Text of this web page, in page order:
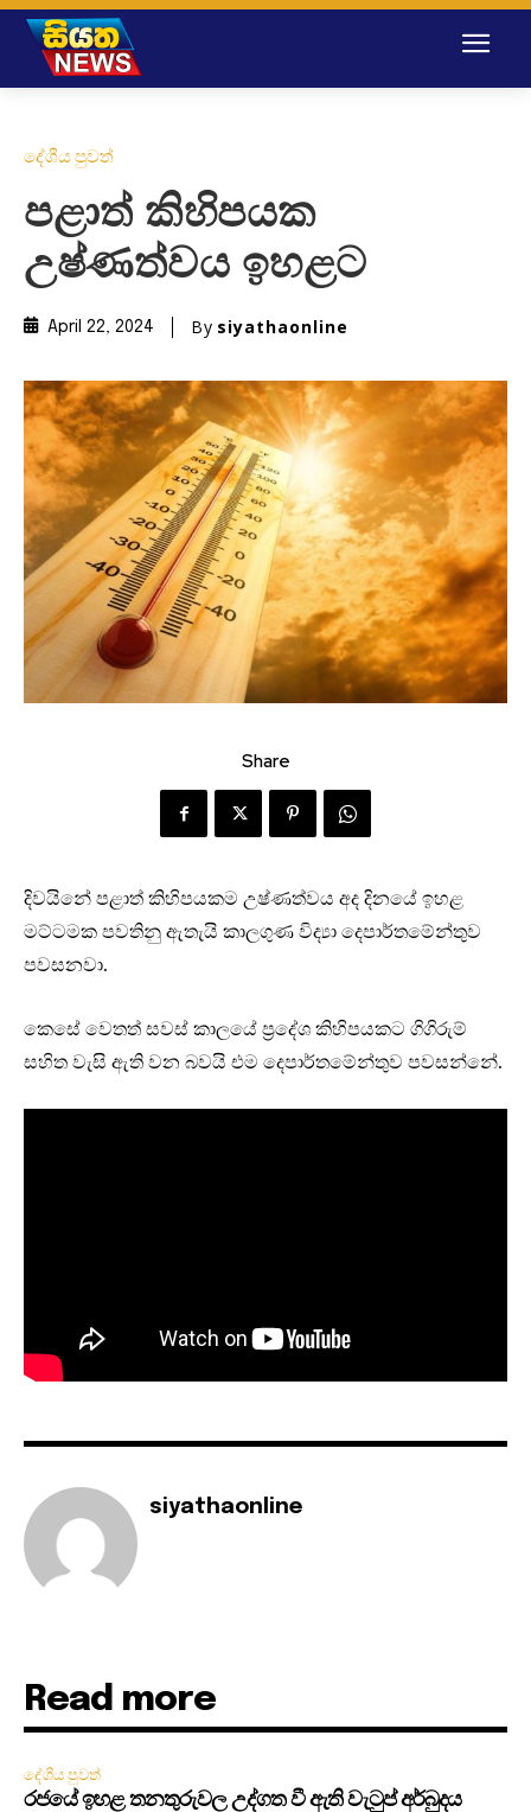
දේශීය පුවත්
පළාත් කිහිපයක
උෂ්ණත්වය ඉහළට
April 22, 2024 By siyathaonline
Share
දිවයිනේ පළාත් කිහිපයකම උෂ්ණත්වය අද දිනයේ ඉහළ
මට්ටමක පවතිනු ඇතැයි කාලගුණ විද්‍යා දෙපාර්තමේන්තුව
පවසනවා.
කෙසේ වෙතත් සවස් කාලයේ ප්‍රදේශ කිහිපයකට ගිගිරුම්
සහිත වැසි ඇති වන බවයි එම දෙපාර්තමේන්තුව පවසන්නේ.
siyathaonline
Read more
දේශීය පුවත්
රජයේ ඉහළ තනතුරුවල උද්ගත වී ඇති වැටුප් අර්බුදය